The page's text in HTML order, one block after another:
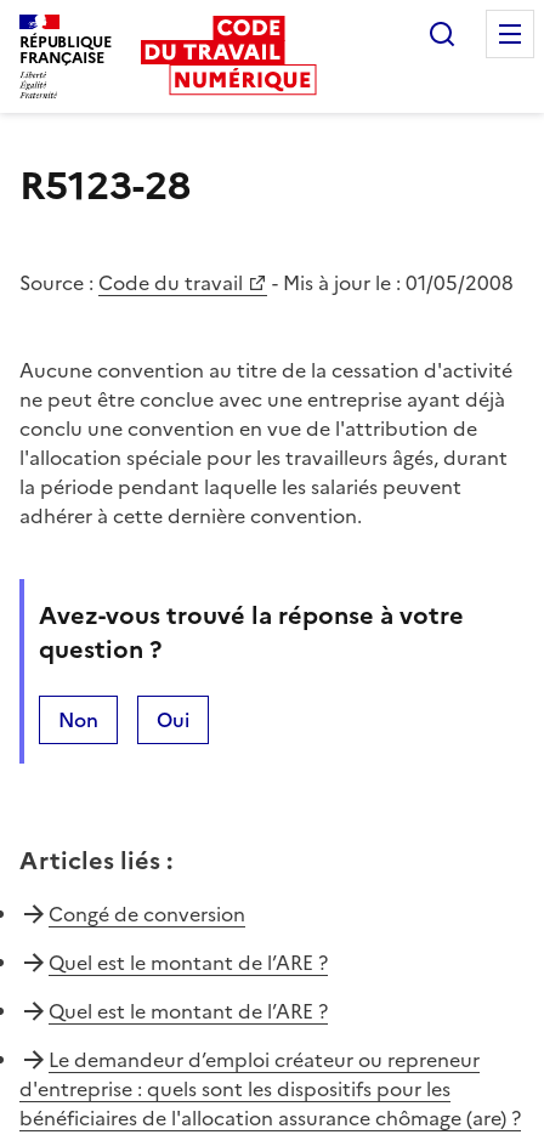
RÉPUBLIQUE
FRANÇAISE
R5123-28
Source : Code du travail - Mis à jour le : 01/05/2008
Aucune convention au titre de la cessation d'activité
ne peut être conclue avec une entreprise ayant déjà
conclu une convention en vue de l'attribution de
l'allocation spéciale pour les travailleurs âgés, durant
la période pendant laquelle les salariés peuvent
adhérer à cette dernière convention.
Avez-vous trouvé la réponse à votre
question ?
Non Oui
Articles liés :
Congé de conversion
Quel est le montant de l’ARE ?
Quel est le montant de l’ARE ?
Le demandeur d’emploi créateur ou repreneur
d'entreprise : quels sont les dispositifs pour les
bénéficiaires de l'allocation assurance chômage (are) ?